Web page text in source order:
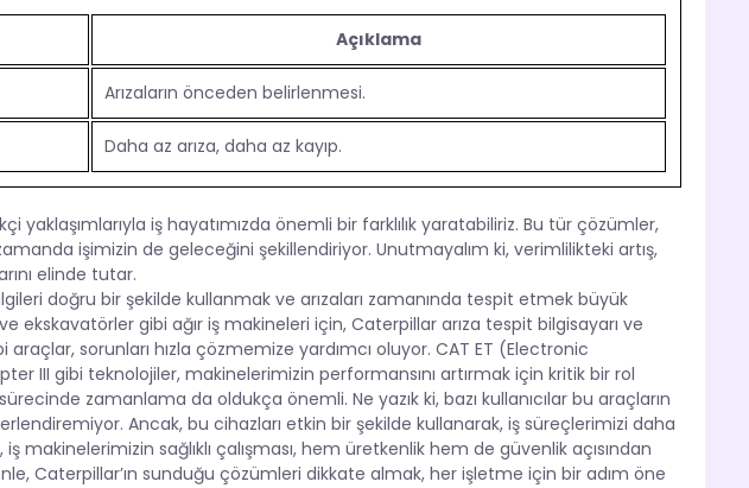
Açıklama
Arızaların önceden belirlenmesi.
Daha az arıza, daha az kayıp.
yaklaşımlarıyla iş hayatımızda önemli bir farklılık yaratabiliriz. Bu tür çözümler,
işimizin de geleceğini şekillendiriyor. Unutmayalım ki, verimlilikteki artış,
elinde tutar.
doğru bir şekilde kullanmak ve arızaları zamanında tespit etmek büyük
ekskavatörler gibi ağır iş makineleri için, Caterpillar arıza tespit bilgisayarı ve
araçlar, sorunları hızla çözmemize yardımcı oluyor. CAT ET (Electronic
III gibi teknolojiler, makinelerimizin performansını artırmak için kritik bir rol
zamanlama da oldukça önemli. Ne yazık ki, bazı kullanıcılar bu araçların
Ancak, bu cihazları etkin bir şekilde kullanarak, iş süreçlerimizi daha
makinelerimizin sağlıklı çalışması, hem üretkenlik hem de güvenlik açısından
Caterpillar’ın sunduğu çözümleri dikkate almak, her işletme için bir adım öne